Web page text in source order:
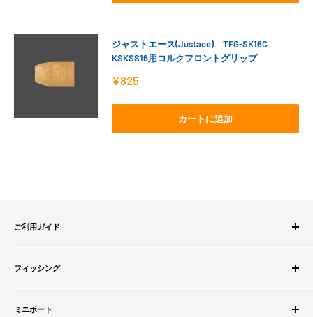
ジャストエース(Justace) TFG-SK16C
KSKSS16用コルクフロントグリップ
販
価
¥825
カートに追加
ご利用ガイド
お支払方法
キャンセル・返品について
フィッシング
ロッド
ミニボート